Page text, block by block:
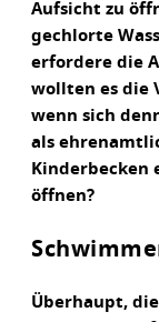
Aufsicht zu
gechlorte
erfordere die
wollten es die
wenn sich
als
Kinderbecken
öffnen?
Überhaupt,